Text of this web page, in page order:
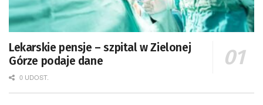
Lekarskie pensje – szpital w Zielonej
Górze podaje dane
0 UDOST.